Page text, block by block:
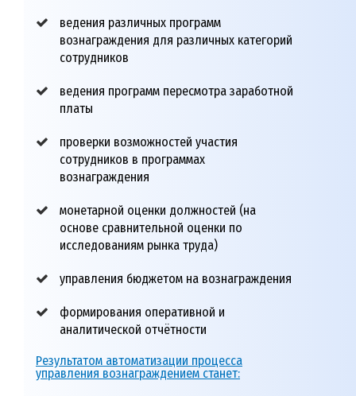
ведения различных программ
вознаграждения для различных категорий
сотрудников
ведения программ пересмотра заработной
платы
проверки возможностей участия
сотрудников в программах
вознаграждения
монетарной оценки должностей (на
основе сравнительной оценки по
исследованиям рынка труда)
управления бюджетом на вознаграждения
формирования оперативной и
аналитической отчётности
Результатом автоматизации процесса
управления вознаграждением станет: